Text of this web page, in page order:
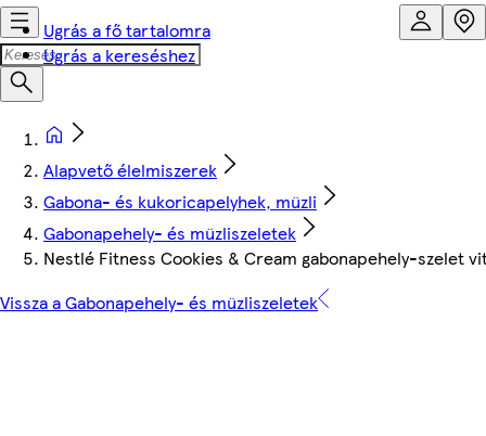
Ugrás a fő tartalomra
Ugrás a kereséshez
Alapvető élelmiszerek
Gabona- és kukoricapelyhek, müzli
Gabonapehely- és müzliszeletek
Nestlé Fitness Cookies & Cream gabonapehely-szelet
Vissza a Gabonapehely- és müzliszeletek